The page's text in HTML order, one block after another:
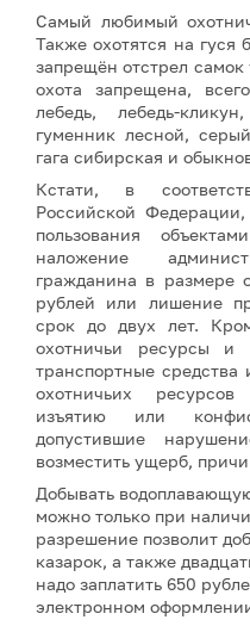
Самый любимый
Также охотятся на гуся
запрещён отстрел
охота запрещена,
лебедь, лебедь-
гуменник лесной,
гага сибирская и
Кстати, в
Российской
пользования
наложение
гражданина в размере
рублей или лишение
срок до двух лет.
охотничьи ресурсы и
транспортные
охотничьих ресурсов
изъятию или
допустившие
возместить ущерб,
Добывать
можно только при
разрешение позволит
казарок, а также
надо заплатить 650
электронном